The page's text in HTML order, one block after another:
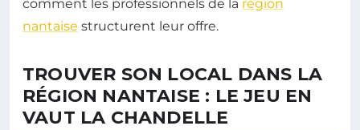
comment les professionnels de la région
nantaise structurent leur offre.
TROUVER SON LOCAL DANS LA
RÉGION NANTAISE : LE JEU EN
VAUT LA CHANDELLE